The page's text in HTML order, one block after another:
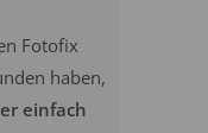
Fotofix
haben,
einfach